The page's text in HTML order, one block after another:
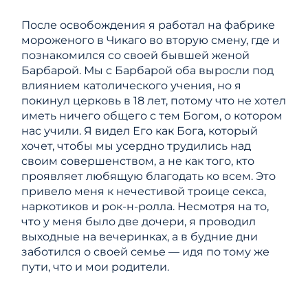
После освобождения я работал на фабрике
мороженого в Чикаго во вторую смену, где и
познакомился со своей бывшей женой
Барбарой. Мы с Барбарой оба выросли под
влиянием католического учения, но я
покинул церковь в 18 лет, потому что не хотел
иметь ничего общего с тем Богом, о котором
нас учили. Я видел Его как Бога, который
хочет, чтобы мы усердно трудились над
своим совершенством, а не как того, кто
проявляет любящую благодать ко всем. Это
привело меня к нечестивой троице секса,
наркотиков и рок-н-ролла. Несмотря на то,
что у меня было две дочери, я проводил
выходные на вечеринках, а в будние дни
заботился о своей семье — идя по тому же
пути, что и мои родители.